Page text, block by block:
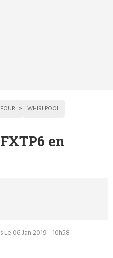
FOUR WHIRLPOOL
en
Le 06 Jan 2019 - 10h58